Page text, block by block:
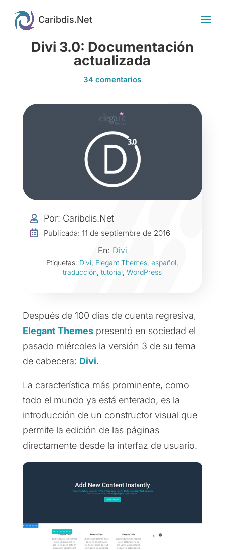
Divi 3.0: Documentación
actualizada
34 comentarios
 Por: Caribdis.Net
 Publicada: 11 de septiembre de 2016
En: Divi
Etiquetas: Divi, Elegant Themes,español,
traducción,tutorial,WordPress
Después de 100 días de cuenta regresiva,
Elegant Themespresentó en sociedad el
pasado miércoles la versión 3 de su tema
de cabecera: Divi.
La característica más prominente, como
todo el mundo ya está enterado, es la
introducción de un constructor visual que
permite la edición de las páginas
directamente desde la interfaz de usuario.